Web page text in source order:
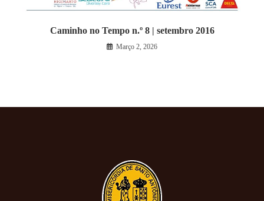
Caminho no Tempo n.º 8 | setembro 2016
Março 2, 2026